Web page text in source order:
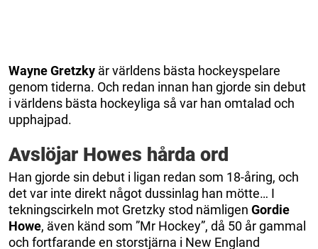
WayneGretzky är världens bästa hockeyspelare
genom tiderna. Och redan innan han gjorde sin debut
i världens bästa hockeyliga så var han omtalad och
upphajpad.
Avslöjar Howes hårda ord
Han gjorde sin debut i ligan redan som 18-åring, och
det var inte direkt något dussinlag han mötte… I
tekningscirkeln mot Gretzky stod nämligen Gordie
Howe, även känd som ”Mr Hockey”, då 50 år gammal
och fortfarande en storstjärna i New England